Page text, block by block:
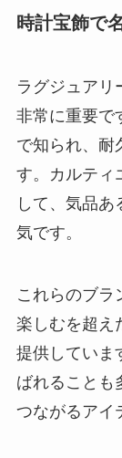
時計宝飾で
ラグジュアリ
非常に重要で
で知られ、耐
す。カルティ
して、気品あ
気です。
これらのブラ
楽しむを超え
提供していま
ばれることも
つながるアイ